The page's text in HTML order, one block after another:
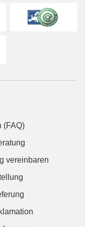
(FAQ)
vereinbaren